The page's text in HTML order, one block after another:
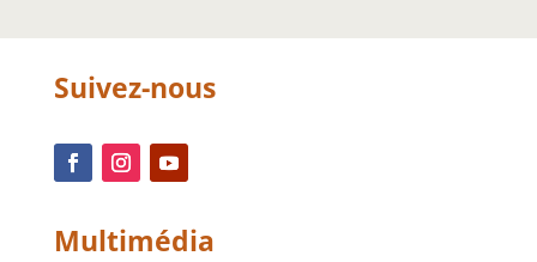
Suivez-nous
Multimédia